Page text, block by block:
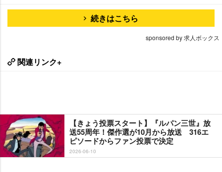
続きはこちら
sponsored by 求人ボックス
関連リンク+
【きょう投票スタート】『ルパン三世』放
送55周年！傑作選が10月から放送 316エ
ピソードからファン投票で決定
2026-06-10